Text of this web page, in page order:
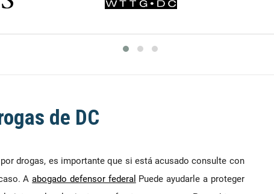
de DC
drogas, es importante que si está acusado consulte con
Aabogado defensor federal Puede ayudarle a proteger